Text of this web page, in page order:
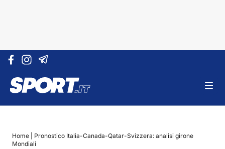
Vai al contenuto
Home
Pronostico Italia-Canada-Qatar-Svizzera: analisi girone
Mondiali